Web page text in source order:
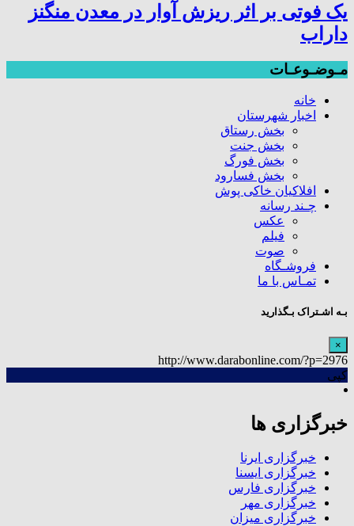
یک فوتی بر اثر ریزش آوار در معدن منگنز
داراب
مـوضـوعـات
خانه
اخبار شهرستان
بخش رستاق
بخش جنت
بخش فورگ
بخش فسارود
افلاکیان خاکی پوش
چـند رسانه
عکس
فیلم
صوت
فروشـگاه
تمـاس با ما
بـه اشـتراک بـگذارید
×
http://www.darabonline.com/?p=2976
کپی
خبرگزاری ها
خبرگزاری ایرنا
خبرگزاری ایسنا
خبرگزاری فارس
خبرگزاری مهر
خبرگزاری میزان